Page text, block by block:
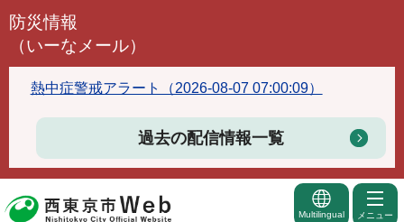
こ
頭
で
防災情報
（いーなメール）
熱中症警戒アラート（2026-08-07 07:00:09）
過去の配信情報一覧
Multilingual メニュー